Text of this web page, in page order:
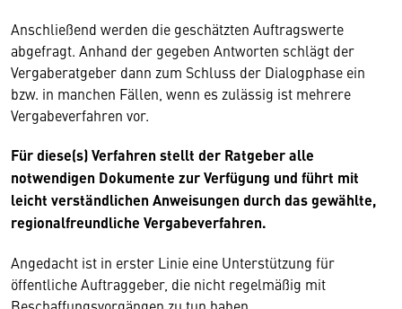
Anschließend werden die geschätzten Auftragswerte
abgefragt. Anhand der gegeben Antworten schlägt der
Vergaberatgeber dann zum Schluss der Dialogphase ein
bzw. in manchen Fällen, wenn es zulässig ist mehrere
Vergabeverfahren vor.
Für diese(s) Verfahren stellt der Ratgeber alle
notwendigen Dokumente zur Verfügung und führt mit
leicht verständlichen Anweisungen durch das gewählte,
regionalfreundliche Vergabeverfahren.
Angedacht ist in erster Linie eine Unterstützung für
öffentliche Auftraggeber, die nicht regelmäßig mit